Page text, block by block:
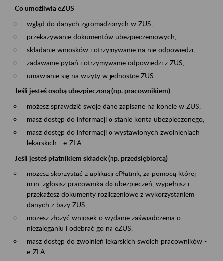
Co umożliwia eZUS
wgląd do danych zgromadzonych w ZUS,
przekazywanie dokumentów ubezpieczeniowych,
składanie wniosków i otrzymywanie na nie odpowiedzi,
zadawanie pytań i otrzymywanie odpowiedzi z ZUS,
umawianie się na wizyty w jednostce ZUS.
Jeśli jesteś osobą ubezpieczoną (np. pracownikiem)
możesz sprawdzić swoje dane zapisane na koncie w ZUS,
masz dostęp do informacji o stanie konta ubezpieczonego,
masz dostęp do informacji o wystawionych zwolnieniach
lekarskich - e-ZLA
Jeśli jesteś płatnikiem składek (np. przedsiębiorcą)
możesz skorzystać z aplikacji ePłatnik, za pomocą której
m.in. zgłosisz pracownika do ubezpieczeń, wypełnisz i
przekażesz dokumenty rozliczeniowe z wykorzystaniem
danych z bazy ZUS,
możesz złożyć wniosek o wydanie zaświadczenia o
niezaleganiu i odebrać go na eZUS,
masz dostęp do zwolnień lekarskich swoich pracowników -
e-ZLA